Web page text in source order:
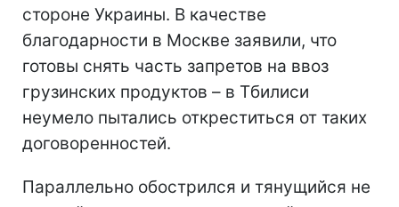
стороне Украины. В качестве
благодарности в Москве заявили, что
готовы снять часть запретов на ввоз
грузинских продуктов – в Тбилиси
неумело пытались откреститься от таких
договоренностей.
Параллельно обострился и тянущийся не